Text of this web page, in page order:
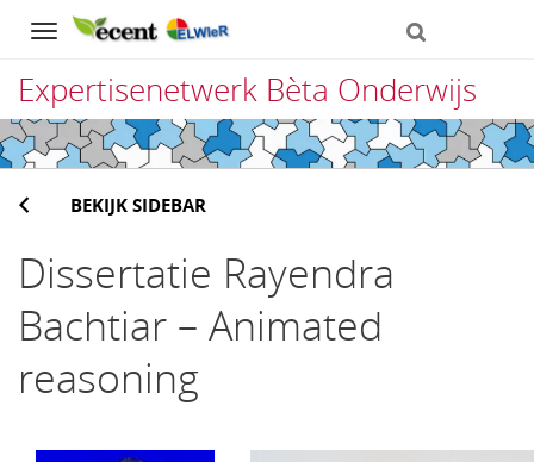
Navigation
Expertisenetwerk Bèta Onderwijs
Direct
naar
het
inhoud
BEKIJK SIDEBAR
Dissertatie Rayendra
Bachtiar – Animated
reasoning